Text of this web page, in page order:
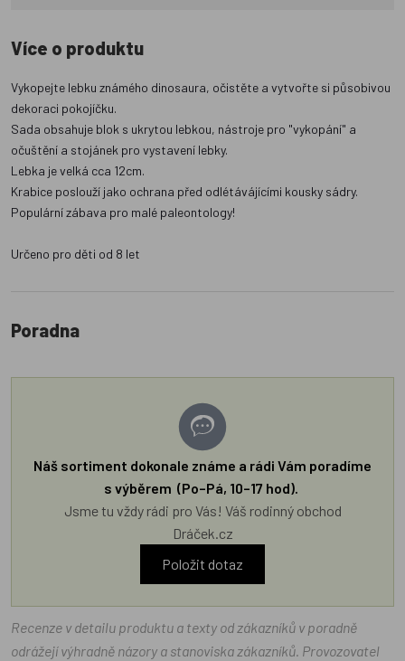
Více o produktu
Vykopejte lebku známého dinosaura, očistěte a vytvořte si působivou
dekoraci pokojíčku.
Sada obsahuje blok s ukrytou lebkou, nástroje pro "vykopání" a
očuštění a stojánek pro vystavení lebky.
Lebka je velká cca 12cm.
Krabice poslouží jako ochrana před odlétávájícími kousky sádry.
Populární zábava pro malé paleontology!
Určeno pro děti od 8 let
Poradna
Náš sortiment dokonale známe a rádi Vám poradíme
s výběrem (Po–Pá, 10–17 hod).
Jsme tu vždy rádi pro Vás! Váš rodinný obchod
Dráček.cz
Položit dotaz
Recenze v detailu produktu a texty od zákazníků v poradně
odrážejí výhradně názory a stanoviska zákazníků. Provozovatel